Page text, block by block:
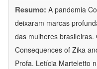
Resumo: A pandemia
deixaram marcas
das mulheres
Consequences of Zika
Profa. Letícia Marteletto